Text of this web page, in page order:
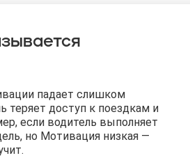
падает слишком
теряет доступ к поездкам и
если водитель выполняет
но Мотивация низкая —